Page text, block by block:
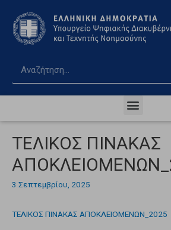
ΤΕΛΙΚΟΣ ΠΙΝΑΚΑΣ
3 Σεπτεμβρίου, 2025
ΤΕΛΙΚΟΣ ΠΙΝΑΚΑΣ ΑΠΟΚΛΕΙΟΜΕΝΩΝ_2025